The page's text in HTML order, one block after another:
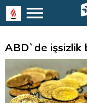
ABD`de işsizlik